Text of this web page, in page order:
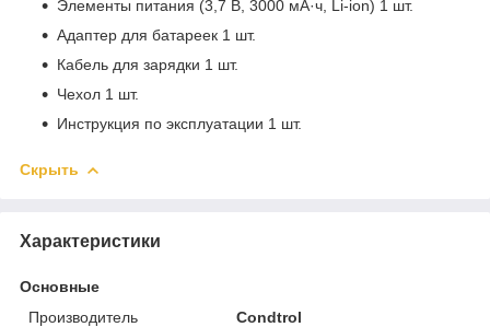
Элементы питания (3,7 В, 3000 мА·ч, Li-ion) 1 шт.
Адаптер для батареек 1 шт.
Кабель для зарядки 1 шт.
Чехол 1 шт.
Инструкция по эксплуатации 1 шт.
Скрыть
Характеристики
Основные
Производитель
Condtrol